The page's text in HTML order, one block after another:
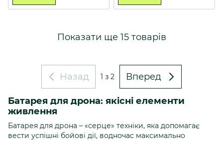
Показати ще 15 товарів
Назад 1 з 2 Вперед
Батарея для дрона: якісні елементи
живлення
Батарея для дрона – «серце» техніки, яка допомагає
вести успішні бойові дії, водночас максимально